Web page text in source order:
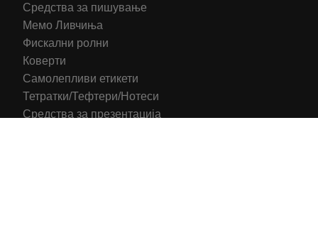
Средства за пишување
Мемо Ливчиња
Фискални ролни
Коверти
Самолепливи етикети
Тетратки/Тефтери/Нотеси
Средства за презентација